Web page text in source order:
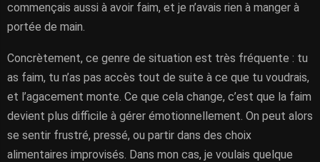
commençais aussi à avoir faim, et je n’avais rien à manger à
portée de main.
Concrètement, ce genre de situation est très fréquente : tu
as faim, tu n’as pas accès tout de suite à ce que tu voudrais,
et l’agacement monte. Ce que cela change, c’est que la faim
devient plus difficile à gérer émotionnellement. On peut alors
se sentir frustré, pressé, ou partir dans des choix
alimentaires improvisés. Dans mon cas, je voulais quelque